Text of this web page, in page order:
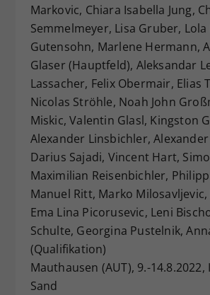
Markovic, Chiara Isabella Jung,
Semmelmeyer, Lisa Gruber, Lola
Gutensohn, Marlene Hermann,
Glaser (Hauptfeld), Aleksandar
Lassacher, Felix Obermair, Elias
Nicolas Ströhle, Noah John
Miskic, Valentin Glasl, Kingston
Alexander Linsbichler, Alexander
Darius Sajadi, Vincent Hart,
Maximilian Reisenbichler, Philipp
Manuel Ritt, Marko Milosavljevic,
Ema Lina Picorusevic, Leni
Schulte, Georgina Pustelnik,
(Qualifikation)
Mauthausen (AUT), 9.-14.8.2022,
Sand